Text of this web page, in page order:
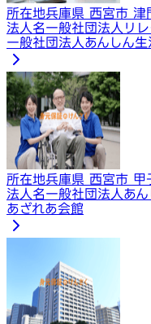
所在地兵庫県 西宮市
法人名一般社団法人リ
一般社団法人あんしん
所在地兵庫県 西宮市 甲
法人名一般社団法人あ
あざれあ会館